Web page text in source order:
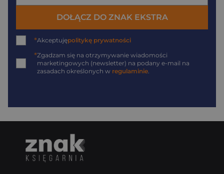
DOŁĄCZ DO ZNAK EKSTRA
*Akceptujępolitykę prywatności
*Zgadzam się na otrzymywanie wiadomości
marketingowych (newsletter) na podany e-mail na
zasadach określonych w regulaminie